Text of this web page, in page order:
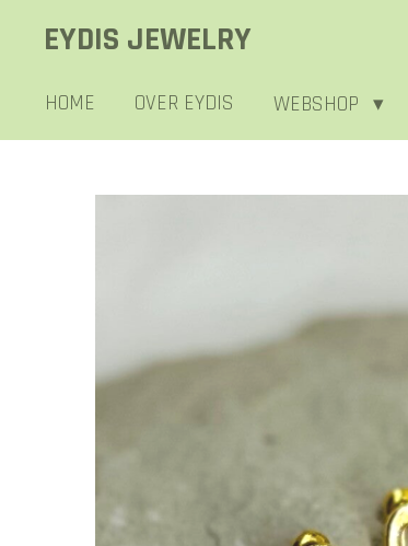
directEYDIS JEWELRY
HOME OVER EYDIS WEBSHOP